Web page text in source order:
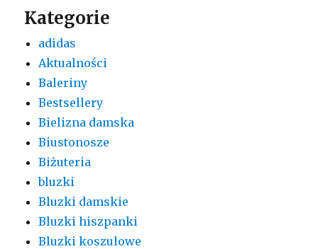
Kategorie
adidas
Aktualności
Baleriny
Bestsellery
Bielizna damska
Biustonosze
Biżuteria
bluzki
Bluzki damskie
Bluzki hiszpanki
Bluzki koszulowe